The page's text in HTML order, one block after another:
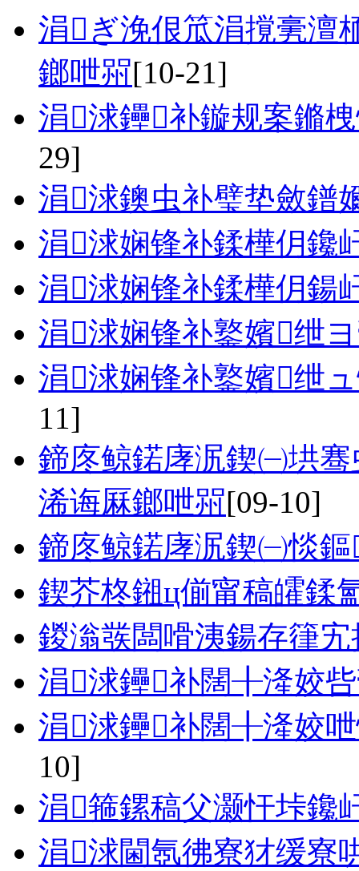
涓ぎ浼佷笟涓撹亴澶
鎯呭喌[10-21]
涓浗鑸补鏇规案鏅
29]
涓浗鐭虫补璧垫斂鐠
涓浗娴锋补鍒樺仴鑱
涓浗娴锋补鍒樺仴鍚
涓浗娴锋补鐜嬪绁
涓浗娴锋补鐜嬪绁
11]
鍗庝鲸鍩庨泦鍥㈠垬
浠诲厤鎯呭喌[09-10]
鍗庝鲸鍩庨泦鍥㈠惔
鍥芥柊鎺ц偂甯稿皬鍒
鍐滃彂闆嗗洟鍚存箻
涓浗鑸补闊╂湰姣
涓浗鑸补闊╂湰姣
10]
涓箍鏍稿父灏忓垰鑱
涓浗閫氬彿寮犲缓寮